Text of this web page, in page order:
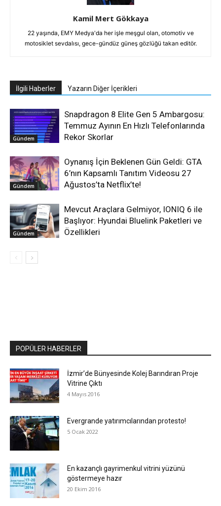
Kamil Mert Gökkaya
22 yaşında, EMY Medya'da her işle meşgul olan, otomotiv ve
motosiklet sevdalısı, gece-gündüz güneş gözlüğü takan editör.
İlgili Haberler Yazarın Diğer İçerikleri
Gündem
Snapdragon 8 Elite Gen 5 Ambargosu:
Temmuz Ayının En Hızlı Telefonlarında
Rekor Skorlar
Gündem
Oynanış İçin Beklenen Gün Geldi: GTA
6’nın Kapsamlı Tanıtım Videosu 27
Ağustos’ta Netflix’te!
Gündem
Mevcut Araçlara Gelmiyor, IONIQ 6 ile
Başlıyor: Hyundai Bluelink Paketleri ve
Özellikleri
POPÜLER HABERLER
İzmir’de Bünyesinde Kolej Barındıran Proje
Vitrine Çıktı
4 Mayıs 2016
Evergrande yatırımcılarından protesto!
5 Ocak 2022
En kazançlı gayrimenkul vitrini yüzünü
göstermeye hazır
20 Ekim 2016